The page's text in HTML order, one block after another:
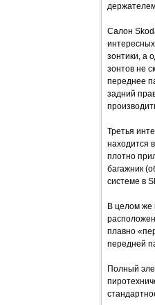
Салон
зонтики, а
зонтов не
переднее
задний
Третья
находится
плотно
багажник
системе в
В целом же
плавно
передней
Полный